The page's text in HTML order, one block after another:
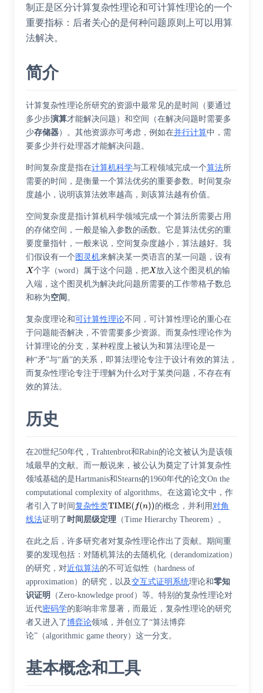
制正是区分计算复杂性理论和可计算性理论的一个
重要指标：后者关心的是何种问题原则上可以用算
法解决。
简介
计算复杂性理论所研究的资源中最常见的是时间（要通过
多少步演算才能解决问题）和空间（在解决问题时需要多
少存储器）。其他资源亦可考虑，例如在并行计算中，需
要多少并行处理器才能解决问题。
时间复杂度是指在计算机科学与工程领域完成一个算法所
需要的时间，是衡量一个算法优劣的重要参数。时间复杂
度越小，说明该算法效率越高，则该算法越有价值。
空间复杂度是指计算机科学领域完成一个算法所需要占用
的存储空间 ，一般是输入参数的函数。它是算法优劣的重
要度量指针，一般来说，空间复杂度越小，算法越好。我
们假设有一个 图灵机来解决某一类语言的某一问题，设有
个字（word）属于这个问题，把
放入这个图灵机的输
入端，这个图灵机为解决此问题所需要的工作带格子数总
和称为空间 。
复杂度理论和可计算性理论不同，可计算性理论的重心在
于问题能否解决，不管需要多少资源。而复杂性理论作为
计算理论的分支，某种程度上被认为和算法理论是一
种“矛”与“盾”的关系，即算法理论专注于设计有效的算法，
而复杂性理论专注于理解为什么对于某类问题，不存在有
效的算法。
历史
在20世纪50年代，Trahtenbrot和Rabin的论文被认为是该领
域最早的文献。而一般说来，被公认为奠定了计算复杂性
领域基础的是Hartmanis和Stearns的1960年代的论文On the
computational complexity of algorithms。在这篇论文中，作
者引入了时间复杂性类 的概念，并利用对角
线法证明了 时间层级定理 （Time Hierarchy Theorem）。
在此之后，许多研究者对复杂性理论作出了贡献。期间重
要的发现包括：对随机算法的去随机化 （derandomization）
的研究，对近似算法的不可近似性 （hardness of
approximation）的研究，以及交互式证明系统理论和零知
识证明
（Zero-knowledge proof）等。特别的复杂性理论对
近代密码学的影响非常显著，而最近，复杂性理论的研究
者又进入了博弈论领域，并创立了“算法博弈
论”（algorithmic game theory）这一分支。
基本概念和工具